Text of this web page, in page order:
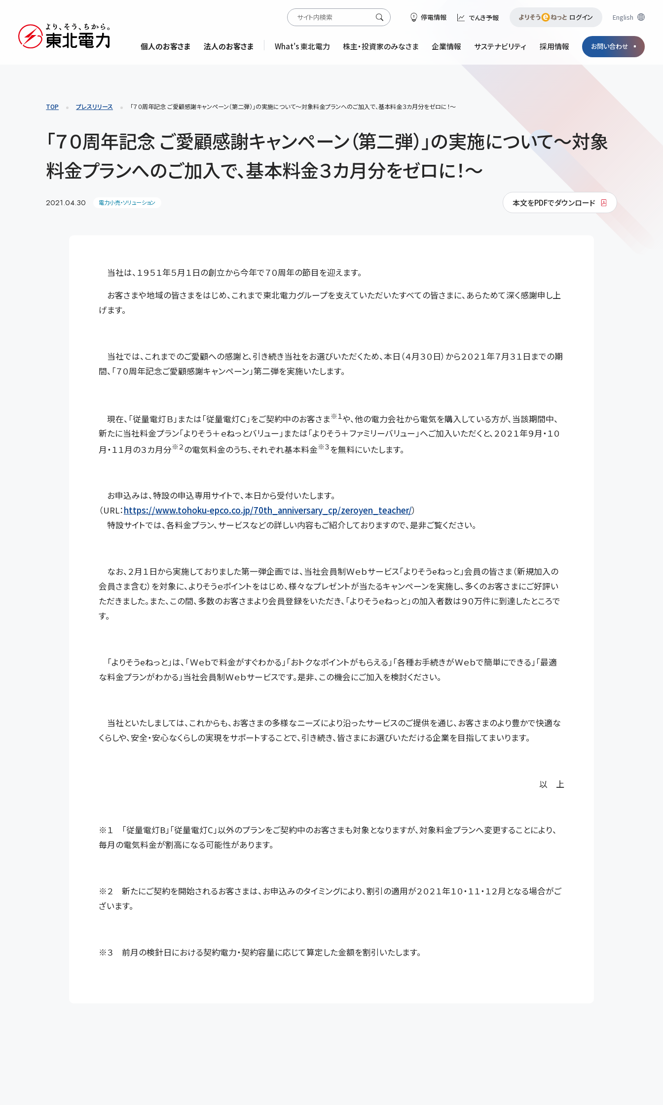
English
停電情報 でんき予報 ログイン
個人のお客さま 法人のお客さま What's 東北電力 株主・投資家のみなさま 企業情報 サステナビリティ 採用情報 お問い合わせ
TOP プレスリリース 「７０周年記念 ご愛顧感謝キャンペーン（第二弾）」の実施について～対象料金プランへのご加入で、基本料金３カ月分をゼロに！～
「７０周年記念 ご愛顧感謝キャンペーン（第二弾）」の実施について～対象
料金プランへのご加入で、基本料金３カ月分をゼロに！～
2021.04.30 電力小売・ソリューション 本文をPDFでダウンロード
当社は、１９５１年５月１日の創立から今年で７０周年の節目を迎えます。
お客さまや地域の皆さまをはじめ、これまで東北電力グループを支えていただいたすべての皆さまに、あらためて深く感謝申し上
げます。
当社では、これまでのご愛顧への感謝と、引き続き当社をお選びいただくため、本日（４月３０日）から２０２１年７月３１日までの期
間、「７０周年記念ご愛顧感謝キャンペーン」第二弾を実施いたします。
現在、「従量電灯Ｂ」または「従量電灯Ｃ」をご契約中のお客さま ※１ や、他の電力会社から電気を購入している方が、当該期間中、
新たに当社料金プラン「よりそう＋ｅねっとバリュー」または「よりそう＋ファミリーバリュー」へご加入いただくと、２０２１年９月・１０
月・１１月の３カ月分※２の電気料金のうち、それぞれ基本料金※３を無料にいたします。
お申込みは、特設の申込専用サイトで、本日から受付いたします。
（URL：https://www.tohoku-epco.co.jp/70th_anniversary_cp/zeroyen_teacher/）
特設サイトでは、各料金プラン、サービスなどの詳しい内容もご紹介しておりますので、是非ご覧ください。
なお、２月１日から実施しておりました第一弾企画では、当社会員制Ｗｅｂサービス「よりそうeねっと」会員の皆さま（新規加入の
会員さま含む）を対象に、よりそうｅポイントをはじめ、様々なプレゼントが当たるキャンペーンを実施し、多くのお客さまにご好評い
ただきました。また、この間、多数のお客さまより会員登録をいただき、「よりそうｅねっと」の加入者数は９０万件に到達したところで
す。
「よりそうeねっと」は、「Ｗｅｂで料金がすぐわかる」「おトクなポイントがもらえる」「各種お手続きがＷｅｂで簡単にできる」「最適
な料金プランがわかる」当社会員制Ｗｅｂサービスです。是非、この機会にご加入を検討ください。
当社といたしましては、これからも、お客さまの多様なニーズにより沿ったサービスのご提供を通じ、お客さまのより豊かで快適な
くらしや、安全・安心なくらしの実現をサポートすることで、引き続き、皆さまにお選びいただける企業を目指してまいります。
以 上
※１ 「従量電灯B」「従量電灯C」以外のプランをご契約中のお客さまも対象となりますが、対象料金プランへ変更することにより、
毎月の電気料金が割高になる可能性があります。
※２ 新たにご契約を開始されるお客さまは、お申込みのタイミングにより、割引の適用が２０２１年１０・１１・１２月となる場合がご
ざいます。
※３ 前月の検針日における契約電力・契約容量に応じて算定した金額を割引いたします。